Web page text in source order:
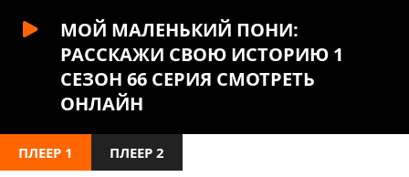
МОЙ МАЛЕНЬКИЙ ПОНИ:
РАССКАЖИ СВОЮ ИСТОРИЮ 1
СЕЗОН 66 СЕРИЯ СМОТРЕТЬ
ОНЛАЙН
ПЛЕЕР 1 ПЛЕЕР 2